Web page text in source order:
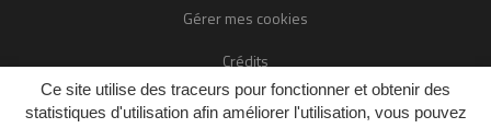
Ce site utilise des traceurs pour fonctionner et obtenir des
statistiques d'utilisation afin améliorer l'utilisation, vous pouvez
Gérer mes cookies
Crédits
Mentions légales